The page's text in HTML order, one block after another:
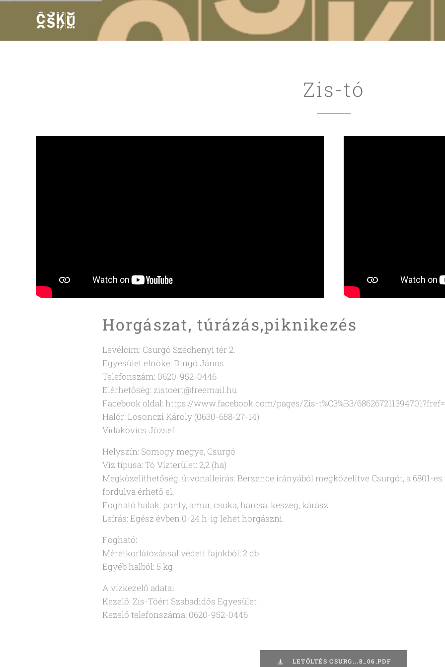
Zis-tó
Horgászat, túrázás,piknikezés
Levélcím: Csurgó Széchenyi tér 2.
Egyesület elnöke: Dingó János
Telefonszám: 0620-952-0446
Elérhetőség: zistoert@freemail.hu
Facebook oldal: https://www.facebook.com/pages/Zis-t%C3%B3/
Halőr: Losonczi Károly (0630-658-27-14)
Vidákovics József
Helyszín: Somogy megye, Csurgó
Víz típusa: Tó Vízterület: 2,2 (ha)
Megközelíthetőség, útvonalleírás: Berzence irányából megközelítve Csurgót, a 6801-
fordulva érhető el.
Fogható halak: ponty, amur, csuka, harcsa, keszeg, kárász
Leírás: Egész évben 0-24 h-ig lehet horgászni.
Fogható:
Méretkorlátozással védett fajokból: 2 db
Egyéb halból: 5 kg
A vízkezelő adatai
Kezelő: Zis-Tóért Szabadidős Egyesület
Kezelő telefonszáma: 0620-952-0446
LETÖLTÉS CSURG...8_06.PDF